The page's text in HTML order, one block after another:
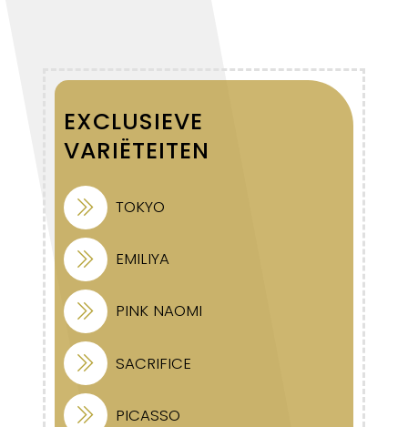
EXCLUSIEVE
VARIËTEITEN
TOKYO
EMILIYA
PINK NAOMI
SACRIFICE
PICASSO